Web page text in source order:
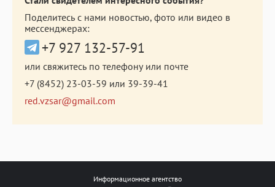
Поделитесь с нами новостью, фото или видео в
мессенджерах:
+7 927 132-57-91
или свяжитесь по телефону или почте
+7 (8452) 23-03-59 или 39-39-41
red.vzsar@gmail.com
Информационное агентство